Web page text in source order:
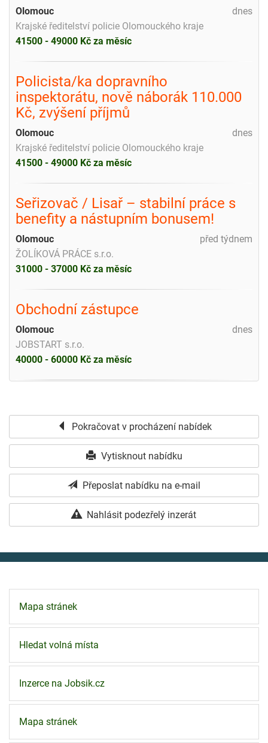
dnes
Olomouc
Krajské ředitelství policie Olomouckého kraje
41500 - 49000 Kč za měsíc
Policista/ka dopravního
inspektorátu, nově náborák 110.000
Kč, zvýšení příjmů
dnes
Olomouc
Krajské ředitelství policie Olomouckého kraje
41500 - 49000 Kč za měsíc
Seřizovač / Lisař – stabilní práce s
benefity a nástupním bonusem!
před týdnem
Olomouc
ŽOLÍKOVÁ PRÁCE s.r.o.
31000 - 37000 Kč za měsíc
Obchodní zástupce
dnes
Olomouc
JOBSTART s.r.o.
40000 - 60000 Kč za měsíc
Pokračovat v procházení nabídek
Vytisknout nabídku
Přeposlat nabídku na e-mail
Nahlásit podezřelý inzerát
Mapa stránek
Hledat volná místa
Inzerce na Jobsik.cz
Mapa stránek